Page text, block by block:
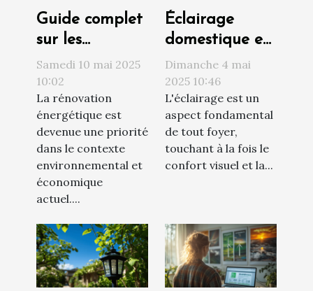
Guide complet
sur les
avantages de
la rénovation
énergétique
Samedi 10 mai 2025
10:02
La rénovation
énergétique est
devenue une priorité
dans le contexte
environnemental et
économique
actuel....
Éclairage
domestique et
économie
d'énergie
Comparatif
des ampoules
LED,
halogènes et
Dimanche 4 mai
2025 10:46
L'éclairage est un
aspect fondamental
de tout foyer,
touchant à la fois le
confort visuel et la...